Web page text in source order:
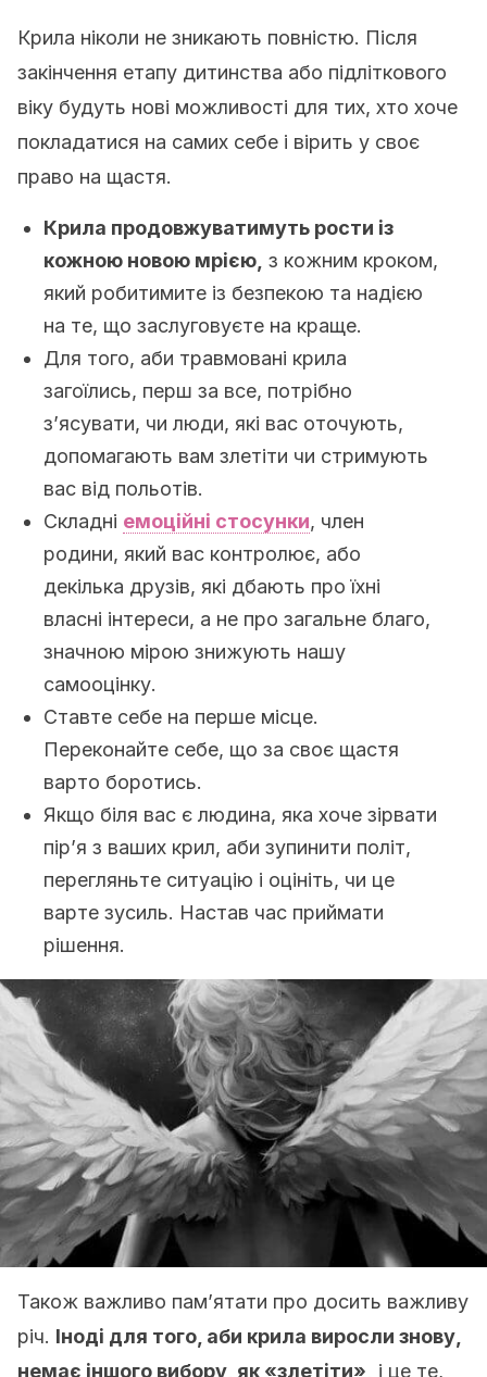
Крила ніколи не зникають повністю. Після
закінчення етапу дитинства або підліткового
віку будуть нові можливості для тих, хто хоче
покладатися на самих себе і вірить у своє
право на щастя.
Крила продовжуватимуть рости із
кожною новою мрією, з кожним кроком,
який робитимите із безпекою та надією
на те, що заслуговуєте на краще.
Для того, аби травмовані крила
загоїлись, перш за все, потрібно
з’ясувати, чи люди, які вас оточують,
допомагають вам злетіти чи стримують
вас від польотів.
Складні eмоційні стосунки, член
родини, який вас контролює, або
декілька друзів, які дбають про їхні
власні інтереси, а не про загальне благо,
значною мірою знижують нашу
самооцінку.
Ставте себе на перше місце.
Переконайте себе, що за своє щастя
варто боротись.
Якщо біля вас є людина, яка хоче зірвати
пір’я з ваших крил, аби зупинити політ,
перегляньте ситуацію і оцініть, чи це
варте зусиль. Настав час приймати
рішення.
Також важливо пам’ятати про досить важливу
річ. Іноді для того, аби крила виросли знову,
немає іншого вибору, як «злетіти»,
і це те,